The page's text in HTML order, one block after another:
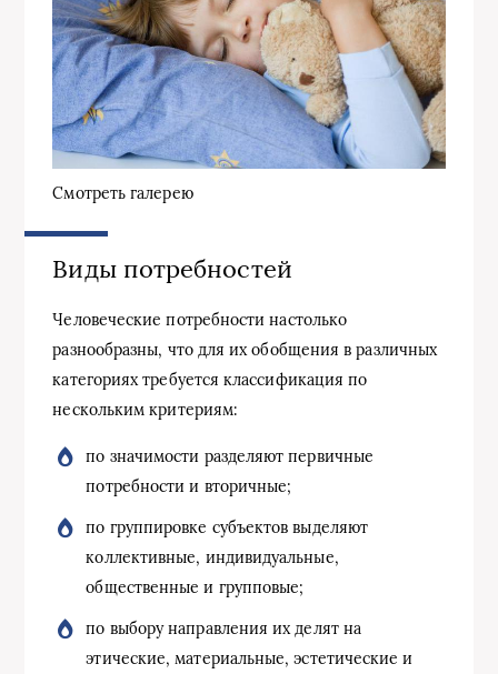
Смотреть галерею
Виды потребностей
Человеческие потребности настолько
разнообразны, что для их обобщения в различных
категориях требуется классификация по
нескольким критериям:
по значимости разделяют первичные
потребности и вторичные;
по группировке субъектов выделяют
коллективные, индивидуальные,
общественные и групповые;
по выбору направления их делят на
этические, материальные, эстетические и